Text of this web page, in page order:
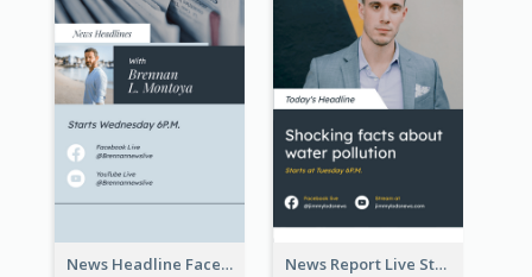
News Headline Facebook Streaming Instagram Story News Report Live Stream Instagram Story